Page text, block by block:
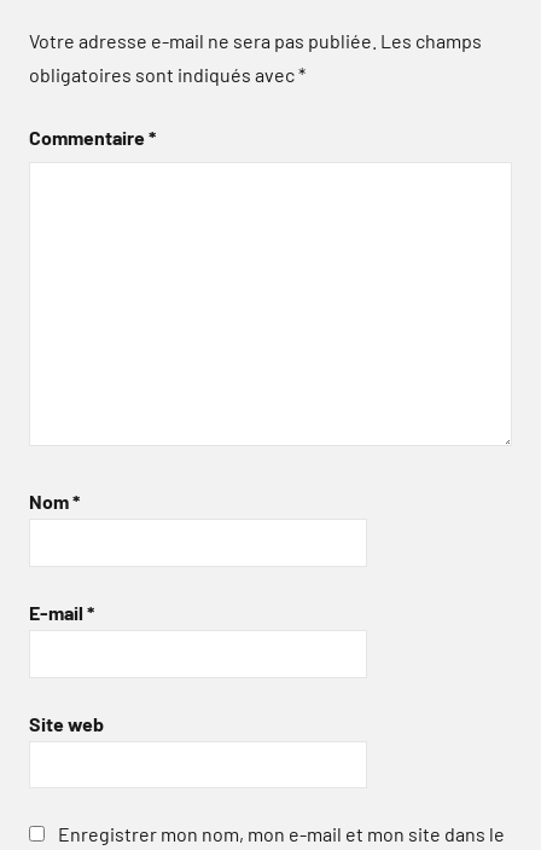
Votre adresse e-mail ne sera pas publiée. Les champs
obligatoires sont indiqués avec*
Commentaire*
Nom*
E-mail *
Site web
Enregistrer mon nom, mon e-mail et mon site dans le